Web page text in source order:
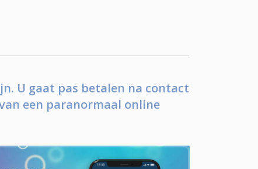
U gaat pas betalen na contact
een paranormaal online